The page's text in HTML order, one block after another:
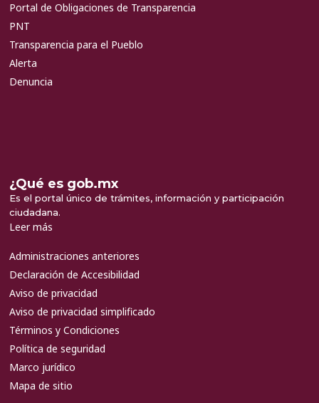
Portal de Obligaciones de Transparencia
PNT
Transparencia para el Pueblo
Alerta
Denuncia
¿Qué es gob.mx
Es el portal único de trámites, información y participación
ciudadana.
Leer más
Administraciones anteriores
Declaración de Accesibilidad
Aviso de privacidad
Aviso de privacidad simplificado
Términos y Condiciones
Política de seguridad
Marco jurídico
Mapa de sitio